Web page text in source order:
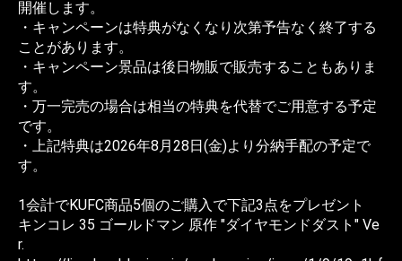
開催します。
・キャンペーンは特典がなくなり次第予告なく終了する
ことがあります。
・キャンペーン景品は後日物販で販売することもありま
す。
・万一完売の場合は相当の特典を代替でご用意する予定
です。
・上記特典は2026年8月28日(金)より分納手配の予定で
す。
1会計でKUFC商品5個のご購入で下記3点をプレゼント
キンコレ 35 ゴールドマン 原作 "ダイヤモンドダスト" Ve
r.